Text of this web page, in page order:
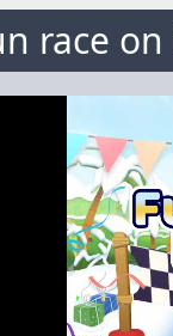
race